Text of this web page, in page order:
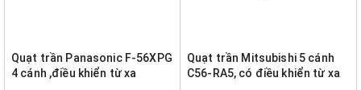
Quạt trần Panasonic F-56XPG
4 cánh ,điều khiển từ xa
Quạt trần Mitsubishi 5 cánh
C56-RA5, có điều khiển từ xa